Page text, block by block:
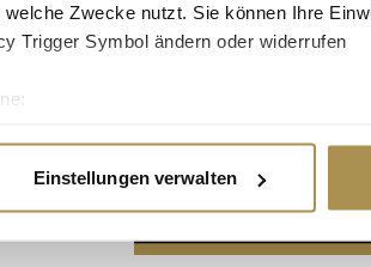
Zwecke nutzt. Sie können Ihre
Trigger Symbol ändern oder widerrufen
Daten verarbeitet werden, und legen
Einstellungen verwalten